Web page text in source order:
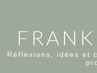
Réflexions, idées et